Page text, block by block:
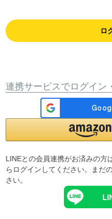
ロ
連携サービスでログイン
LINEとの会員連携がお済みの方
らログインしてください。まだの
さい。